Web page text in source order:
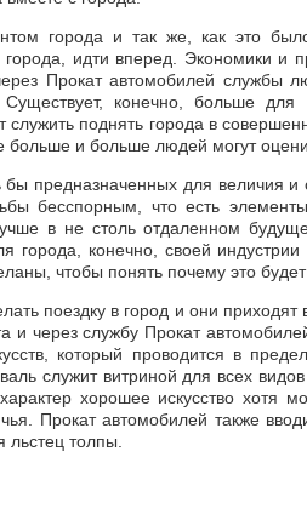
города и так же, как это
идти вперед. Экономики и
Прокат автомобилей службы
конечно, больше
служить поднять города в
больше и больше людей могут
бы предназначенных для величия и
бесспорным, что есть
в не столь отдаленном
города, конечно, своей
чтобы понять почему это будет
поездку в город и они
и через службу Прокат
который проводится в
служит витриной для всех
хорошее искусство хотя
Прокат автомобилей также
льстец толпы.